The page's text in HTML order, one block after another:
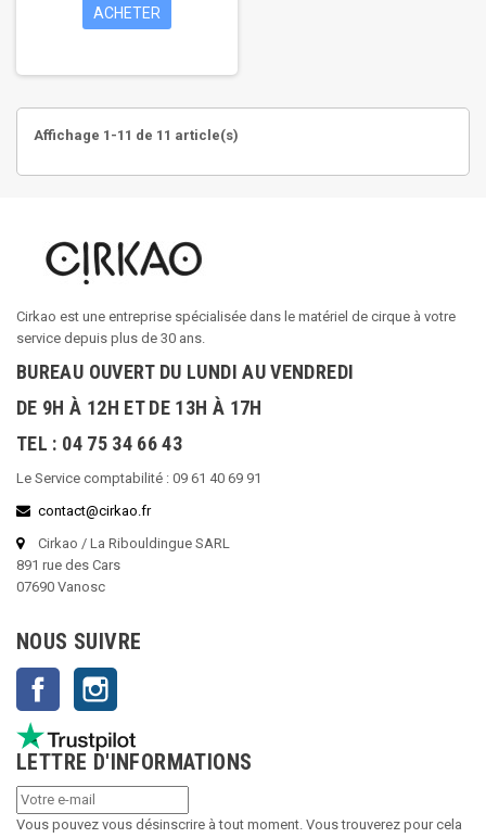
ACHETER
Affichage 1-11 de 11 article(s)
Cirkao est une entreprise spécialisée dans le matériel de cirque à votre
service depuis plus de 30 ans.
BUREAU OUVERT DU LUNDI AU VENDREDI
DE 9H À 12H ET DE 13H À 17H
TEL : 04 75 34 66 43
Le Service comptabilité : 09 61 40 69 91
contact@cirkao.fr
Cirkao / La Ribouldingue SARL
891 rue des Cars
07690 Vanosc
NOUS SUIVRE
Facebook
LETTRE D'INFORMATIONS
Vous pouvez vous désinscrire à tout moment. Vous trouverez pour cela